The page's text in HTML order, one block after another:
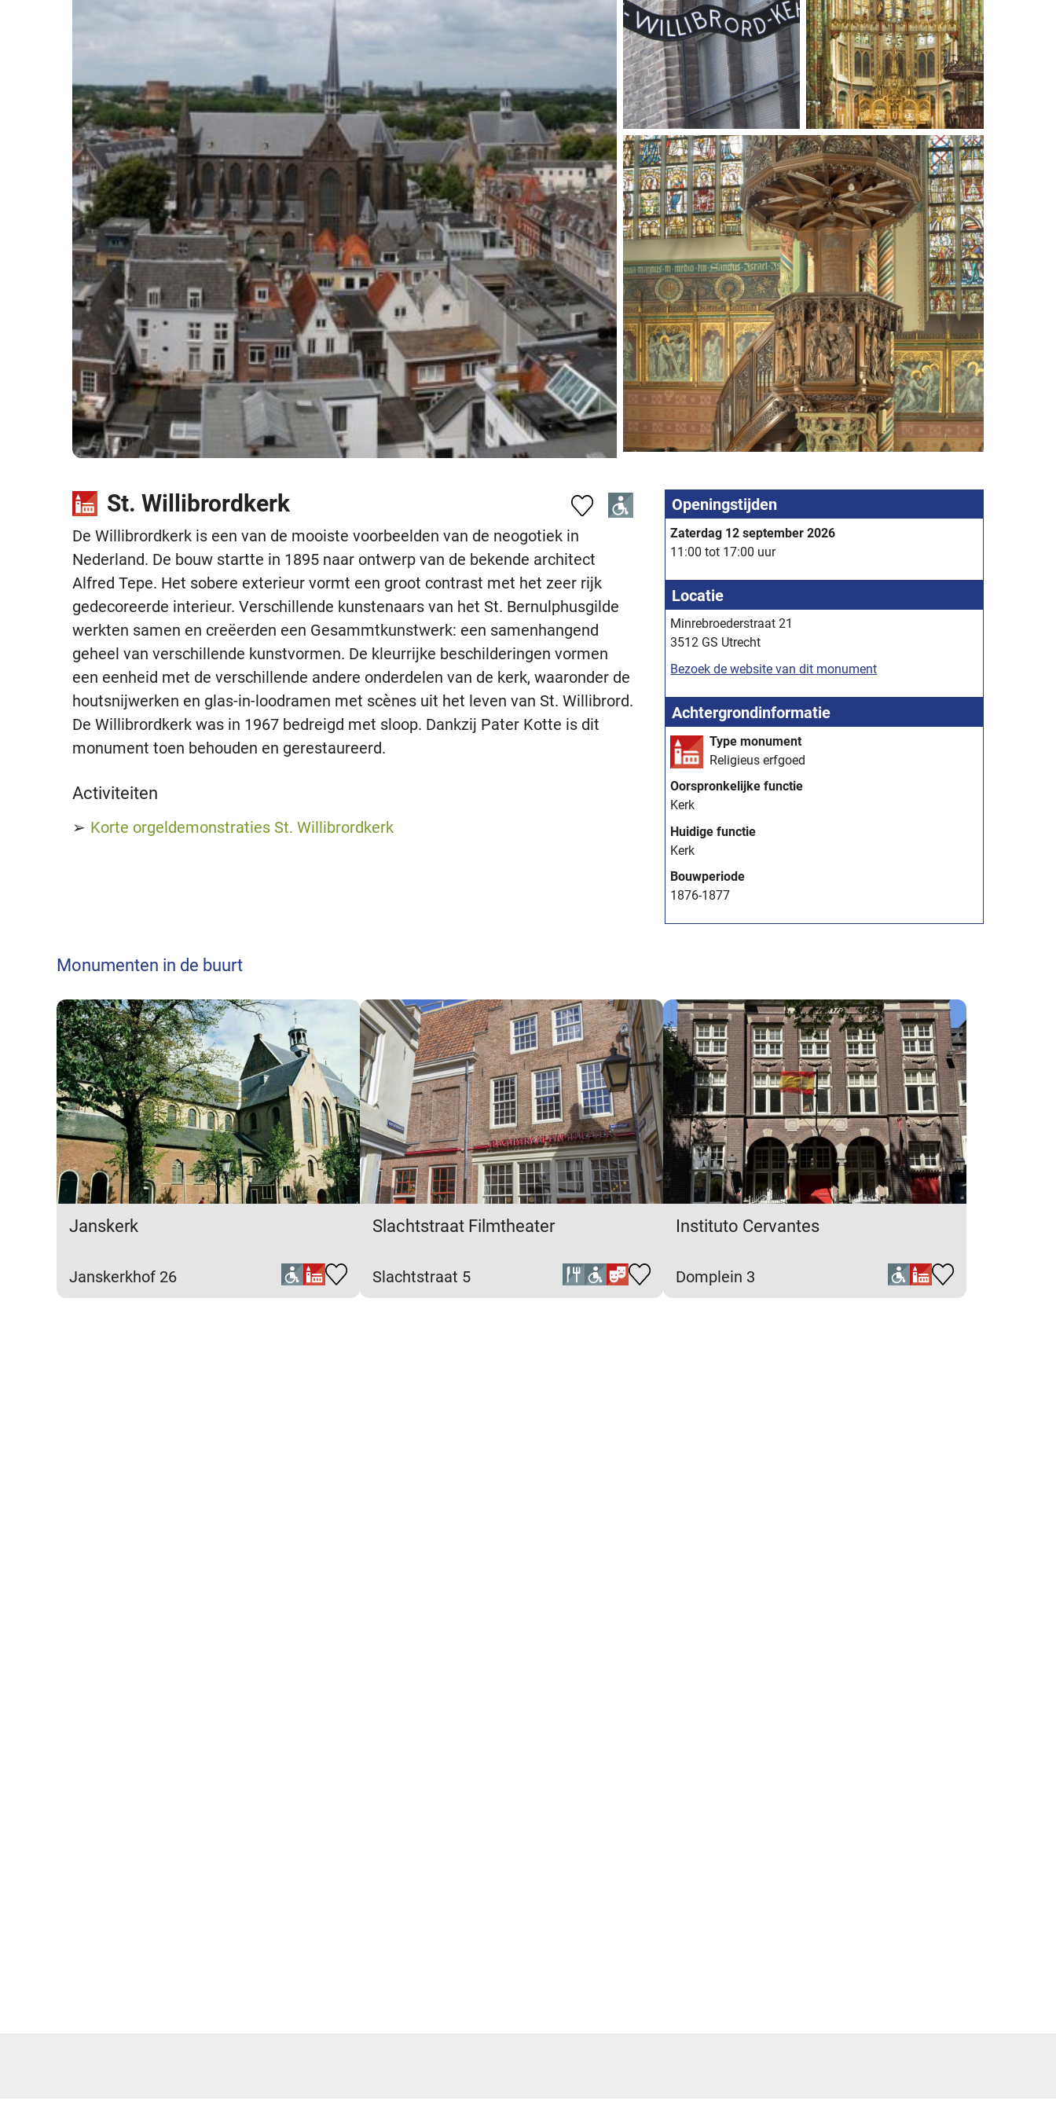
St. Willibrordkerk
De Willibrordkerk is een van de mooiste voorbeelden van de neogotiek in
Nederland. De bouw startte in 1895 naar ontwerp van de bekende architect
Alfred Tepe. Het sobere exterieur vormt een groot contrast met het zeer rijk
gedecoreerde interieur. Verschillende kunstenaars van het St. Bernulphusgilde
werkten samen en creëerden een Gesammtkunstwerk: een samenhangend
geheel van verschillende kunstvormen. De kleurrijke beschilderingen vormen
een eenheid met de verschillende andere onderdelen van de kerk, waaronder de
houtsnijwerken en glas-in-loodramen met scènes uit het leven van St. Willibrord.
De Willibrordkerk was in 1967 bedreigd met sloop. Dankzij Pater Kotte is dit
monument toen behouden en gerestaureerd.
Activiteiten
Korte orgeldemonstraties St. Willibrordkerk
Openingstijden
Zaterdag 12 september 2026
11:00 tot 17:00 uur
Locatie
Minrebroederstraat 21
3512 GS Utrecht
Bezoek de website van dit monument
Achtergrondinformatie
Type monument
Religieus erfgoed
Oorspronkelijke functie
Kerk
Huidige functie
Kerk
Bouwperiode
1876-1877
Monumenten in de buurt
Janskerk
Janskerkhof 26
Slachtstraat Filmtheater
Slachtstraat 5
Instituto Cervantes
Domplein 3